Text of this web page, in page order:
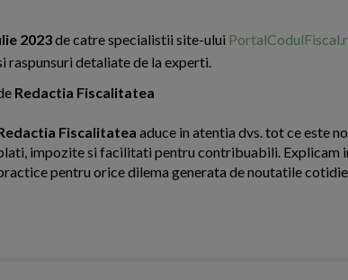
2023de catre specialistii site-ului
raspunsuri detaliate de la experti.
Redactia Fiscalitatea
Fiscalitatea aduce in atentia dvs. tot ce este
impozite si facilitati pentru contribuabili. Explicam
pentru orice dilema generata de noutatile